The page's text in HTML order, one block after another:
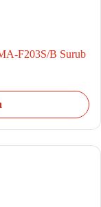
F203S/B Surub